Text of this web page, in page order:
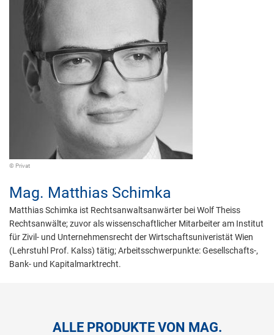
© Privat
Mag. Matthias Schimka
Matthias Schimka ist Rechtsanwaltsanwärter bei Wolf Theiss
Rechtsanwälte; zuvor als wissenschaftlicher Mitarbeiter am Institut
für Zivil- und Unternehmensrecht der Wirtschaftsuniveristät Wien
(Lehrstuhl Prof. Kalss) tätig; Arbeitsschwerpunkte: Gesellschafts-,
Bank- und Kapitalmarktrecht.
ALLE PRODUKTE VON MAG.